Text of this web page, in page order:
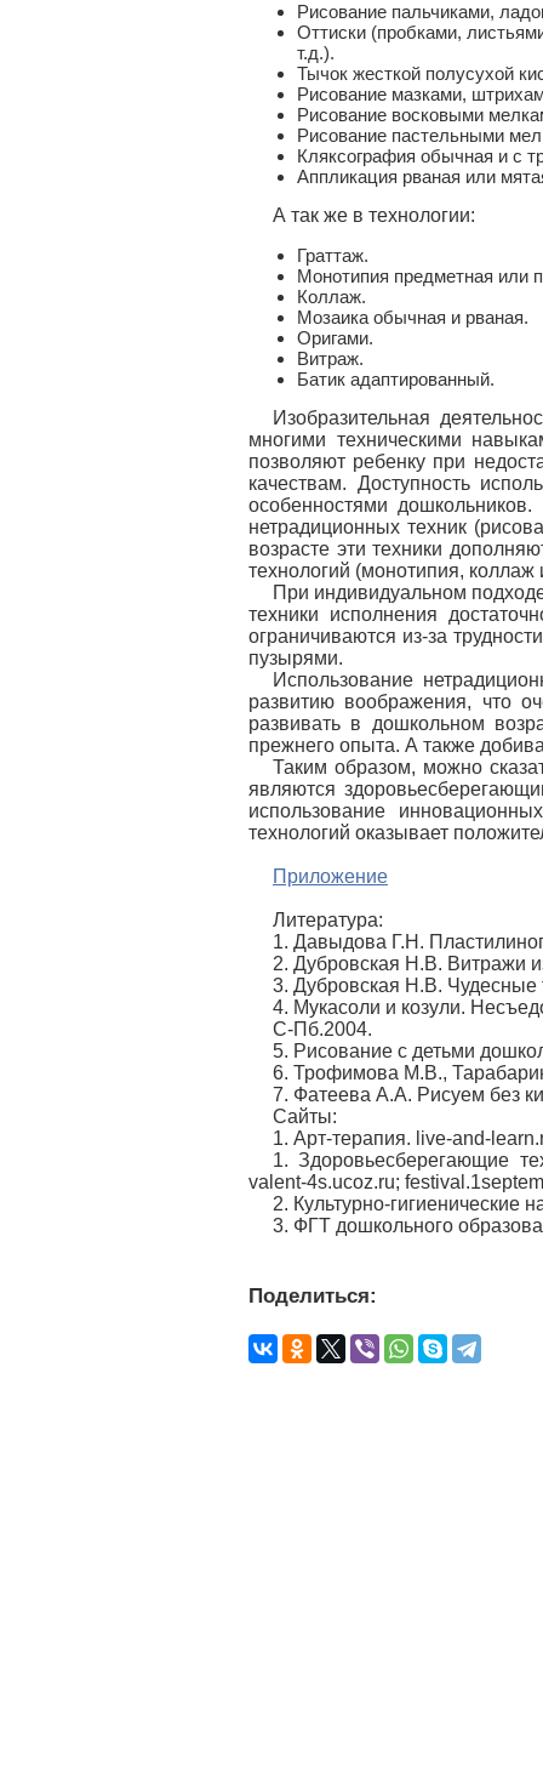
Рисование пальчиками,
Оттиски (пробками,
т.д.).
Тычок жесткой полусухой
Рисование мазками,
Рисование восковыми
Рисование пастельными
Кляксография обычная и с
Аппликация рваная или
А так же в технологии:
Граттаж.
Монотипия предметная или
Коллаж.
Мозаика обычная и рваная.
Оригами.
Витраж.
Батик адаптированный.
Изобразительная
многими техническими
позволяют ребенку при
качествам. Доступность
особенностями
нетрадиционных техник
возрасте эти техники
технологий (монотипия, коллаж
При индивидуальном
техники исполнения
ограничиваются из-за
пузырями.
Использование
развитию воображения, что
развивать в дошкольном
прежнего опыта. А также
Таким образом, можно
являются
использование
технологий оказывает
Приложение
Литература:
1. Давыдова Г.Н.
2. Дубровская Н.В. Витражи
3. Дубровская Н.В. Чудесные
4. Мукасоли и козули.
С-Пб.2004.
5. Рисование с детьми
6. Трофимова М.В.,
7. Фатеева А.А. Рисуем без
Сайты:
1. Арт-терапия. live-and-
1. Здоровьесберегающие
valent-4s.ucoz.ru;
2. Культурно-гигиенические
3. ФГТ дошкольного
Поделиться: